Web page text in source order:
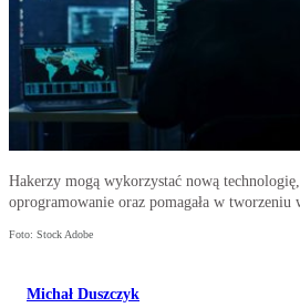
Hakerzy mogą wykorzystać nową
oprogramowanie oraz pomagała w
Foto: Stock Adobe
Michał Duszczyk